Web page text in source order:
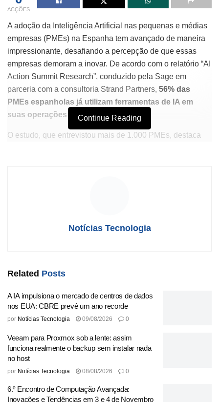
ACÇÕES
A adoção da Inteligência Artificial nas pequenas e médias
empresas (PMEs) na Espanha tem avançado de maneira
impressionante, desafiando a percepção de que essas
empresas demoram a inovar. De acordo com o relatório “AI
Action Summit Research”, conduzido pela Sage em
parceria com a consultoria Strand Partners, 56% das
PMEs espanholas já utilizam ferramentas de IA em
suas operações diárias.
O estudo, que entrevistou mais de 1.000 PMEs, destaca
empresas (93%) reconhece melhorias significativas em
No entanto, a adoção da IA não é isenta de desafios.
ainda não implementaram soluções de IA
barreiras incluem questões normativas confusas (51%), a
falta de profissionais qualificados (48%) e os altos custos
de implementação (30%). Além disso, um preocupante
das empresas afirmam que não pretendem adotar a IA
citando inquietações sobre segurança de dados e falta de
conhecimento.
A Sage, que tem se posicionado como líder nesse
Continue Reading
Notícias Tecnologia
Related Posts
A IA impulsiona o mercado de centros de dados
nos EUA: CBRE prevê um ano recorde
por Notícias Tecnologia 09/08/2026 0
Veeam para Proxmox sob a lente: assim
funciona realmente o backup sem instalar nada
no host
por Notícias Tecnologia 08/08/2026 0
6.º Encontro de Computação Avançada:
Inovações e Tendências em 3 e 4 de Novembro